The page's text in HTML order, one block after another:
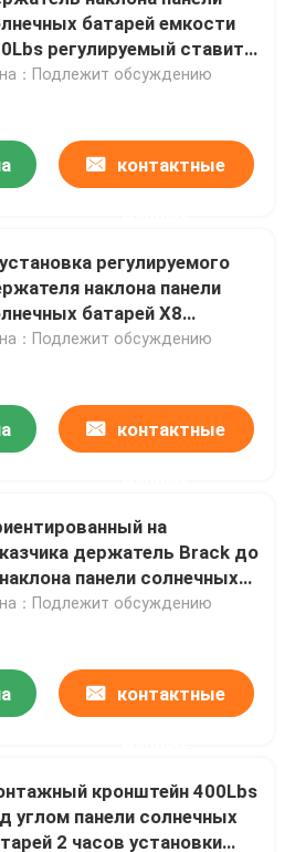
батарей емкости
регулируемый ставит в
подгонянный размер
：Подлежит обсуждению
контактные
регулируемого
наклона панели
батарей X8
материальная
：Подлежит обсуждению
контактные
на
держатель Brack до
панели солнечных
стойкость X8
：Подлежит обсуждению
контактные
кронштейн 400Lbs
углом панели солнечных
2 часов установки